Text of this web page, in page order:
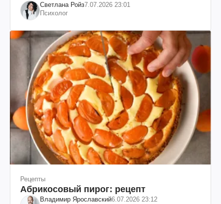
Светлана Ройз7.07.2026 23:01
Психолог
Рецепты
Абрикосовый пирог: рецепт
Владимир Ярославский6.07.2026 23:12